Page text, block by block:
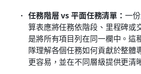
任務階層 vs 平面任務清單：一份
算表應將任務依階段、里程碑或
是將所有項目列在同一欄中。這
隊理解各個任務如何貢獻於整體
更容易，並在不同層級提供更清